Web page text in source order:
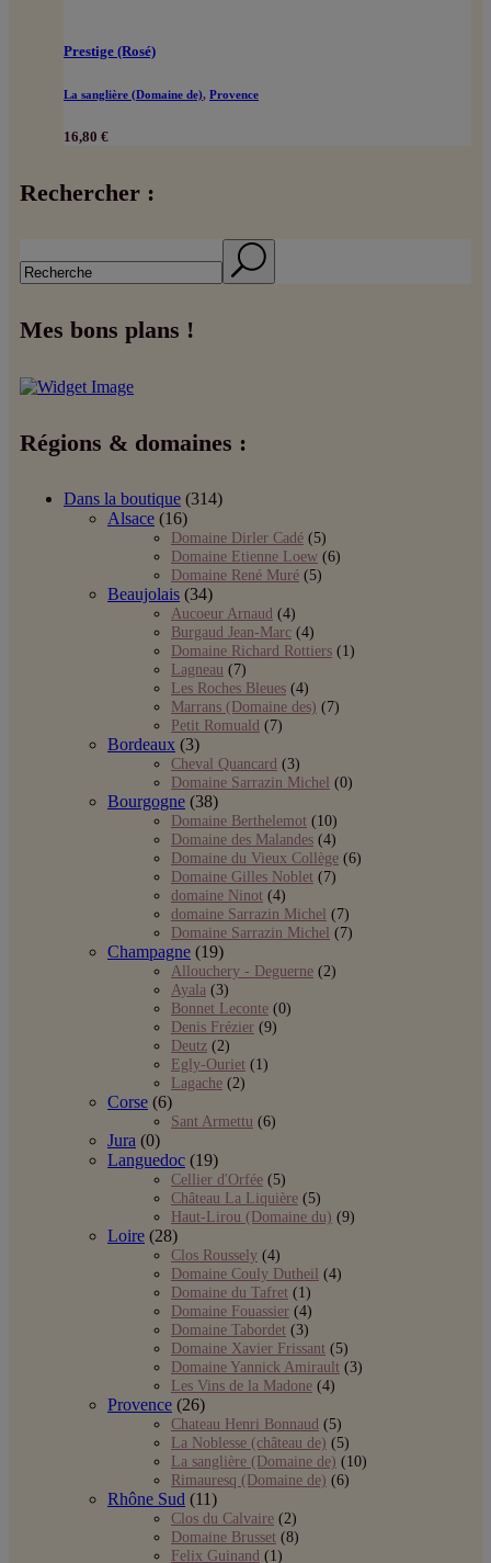
Prestige (Rosé)
La sanglière (Domaine de), Provence
16,80 €
Rechercher :
Mes bons plans !
Régions & domaines :
Dans la boutique (314)
Alsace (16)
Domaine Dirler Cadé (5)
Domaine Etienne Loew (6)
Domaine René Muré (5)
Beaujolais (34)
Aucoeur Arnaud (4)
Burgaud Jean-Marc (4)
Domaine Richard Rottiers (1)
Lagneau (7)
Les Roches Bleues (4)
Marrans (Domaine des) (7)
Petit Romuald (7)
Bordeaux (3)
Cheval Quancard (3)
Domaine Sarrazin Michel (0)
Bourgogne (38)
Domaine Berthelemot (10)
Domaine des Malandes (4)
Domaine du Vieux Collège (6)
Domaine Gilles Noblet (7)
domaine Ninot (4)
domaine Sarrazin Michel (7)
Domaine Sarrazin Michel (7)
Champagne (19)
Allouchery - Deguerne (2)
Ayala (3)
Bonnet Leconte (0)
Denis Frézier (9)
Deutz (2)
Egly-Ouriet (1)
Lagache (2)
Corse (6)
Sant Armettu (6)
Jura (0)
Languedoc (19)
Cellier d'Orfée (5)
Château La Liquière (5)
Haut-Lirou (Domaine du) (9)
Loire (28)
Clos Roussely (4)
Domaine Couly Dutheil (4)
Domaine du Tafret (1)
Domaine Fouassier (4)
Domaine Tabordet (3)
Domaine Xavier Frissant (5)
Domaine Yannick Amirault (3)
Les Vins de la Madone (4)
Provence (26)
Chateau Henri Bonnaud (5)
La Noblesse (château de) (5)
La sanglière (Domaine de) (10)
Rimauresq (Domaine de) (6)
Rhône Sud (11)
Clos du Calvaire (2)
Domaine Brusset (8)
Felix Guinand (1)